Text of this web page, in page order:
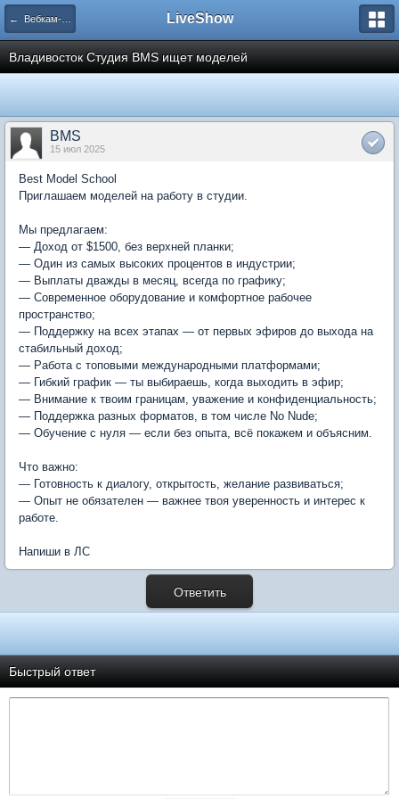
← Вебкам-студии LiveShow
Владивосток Студия BMS ищет моделей
BMS
15 июл 2025
Best Model School
Приглашаем моделей на работу в студии.
Мы предлагаем:
— Доход от $1500, без верхней планки;
— Один из самых высоких процентов в индустрии;
— Выплаты дважды в месяц, всегда по графику;
— Современное оборудование и комфортное рабочее
пространство;
— Поддержку на всех этапах — от первых эфиров до выхода на
стабильный доход;
— Работа с топовыми международными платформами;
— Гибкий график — ты выбираешь, когда выходить в эфир;
— Внимание к твоим границам, уважение и конфиденциальность;
— Поддержка разных форматов, в том числе No Nude;
— Обучение с нуля — если без опыта, всё покажем и объясним.
Что важно:
— Готовность к диалогу, открытость, желание развиваться;
— Опыт не обязателен — важнее твоя уверенность и интерес к
работе.
Напиши в ЛС
Ответить
Быстрый ответ